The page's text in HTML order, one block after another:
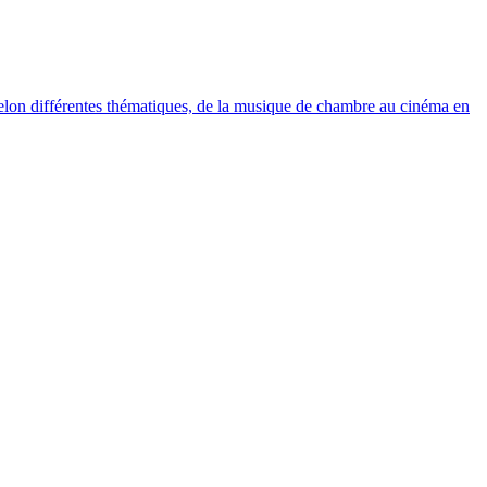
différentes thématiques, de la musique de chambre au cinéma en